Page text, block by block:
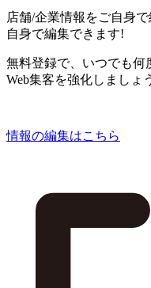
店舗/企業情報をご自身
自身で編集できます!
無料登録で、いつでも何
Web集客を強化しましょ
情報の編集はこちら